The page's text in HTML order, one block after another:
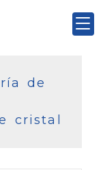
de
cristal